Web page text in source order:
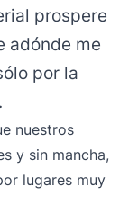
prospere
adónde me
por la
nuestros
y sin mancha,
lugares muy